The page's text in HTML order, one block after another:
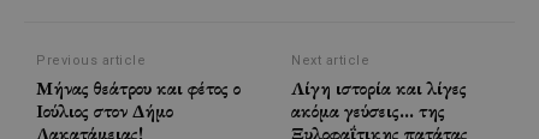
Previous article
Μήνας θεάτρου και φέτος ο
Ιούλιος στον Δήμο
Λακατάμειας!
Next article
Λίγη ιστορία και λίγες
ακόμα γεύσεις… της
Ξυλοφαΐτικης πατάτας